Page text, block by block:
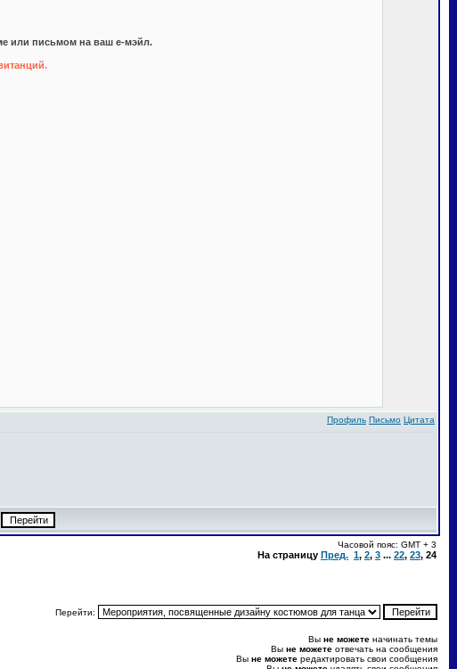
или письмом на ваш е-мэйл.
Профиль Письмо Цитата
Часовой пояс: GMT + 3
На страницу Пред. 1, 2, 3 ... 22, 23, 24
Перейти:
Вы не можете начинать темы
Вы не можете отвечать на сообщения
Вы не можете редактировать свои сообщения